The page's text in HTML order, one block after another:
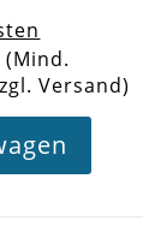
Versand)